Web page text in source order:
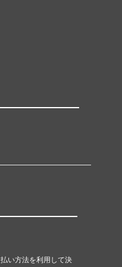
い方法を利用して決